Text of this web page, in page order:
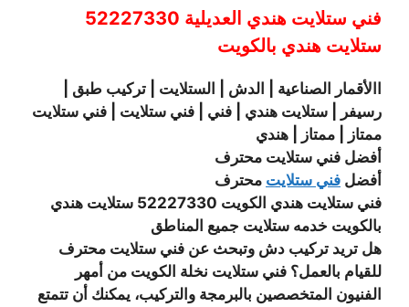
فني ستلايت هندي العديلية 52227330
ستلايت هندي بالكويت
االأقمار الصناعية | الدش | الستلايت | تركيب طبق |
رسيفر | ستلايت هندي | فني | فني ستلايت | فني ستلايت
ممتاز | ممتاز | هندي
أفضل فني ستلايت محترف
أفضل فني ستلايت محترف
فني ستلايت هندي الكويت 52227330 ستلايت هندي
بالكويت خدمه ستلايت جميع المناطق
هل تريد تركيب دش وتبحث عن فني ستلايت محترف
للقيام بالعمل؟ فني ستلايت نخلة الكويت من أمهر
الفنيون المتخصصين بالبرمجة والتركيب، يمكنك أن تتمتع